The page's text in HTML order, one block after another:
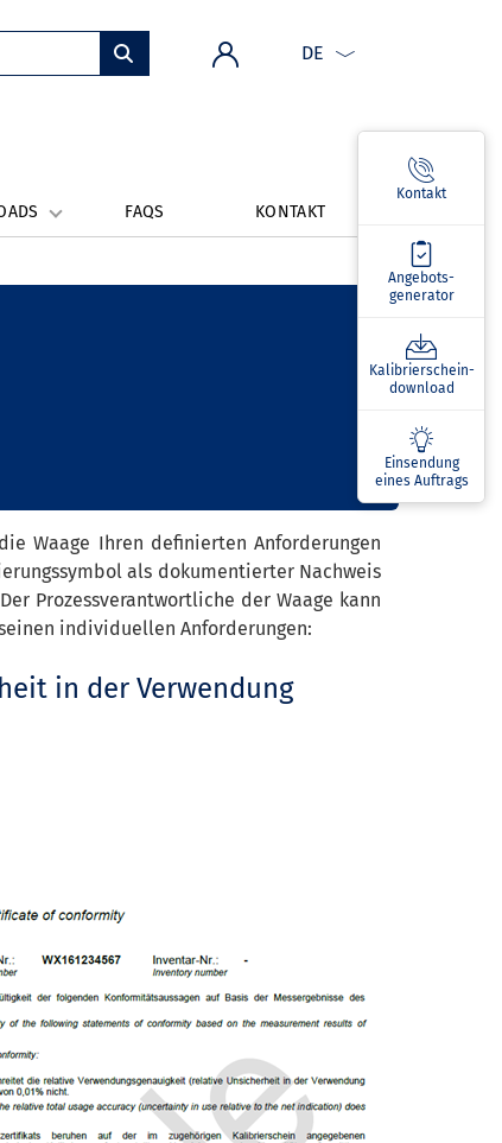
DE
Kontakt
Angebots­
generator
Kalibrierschein­
download
Einsendung
eines Auftrags
FAQS KONTAKT
Waage Ihren definierten Anforderungen
als dokumentierter Nachweis
Prozessverantwortliche der Waage kann
individuellen Anforderungen:
in der Verwendung